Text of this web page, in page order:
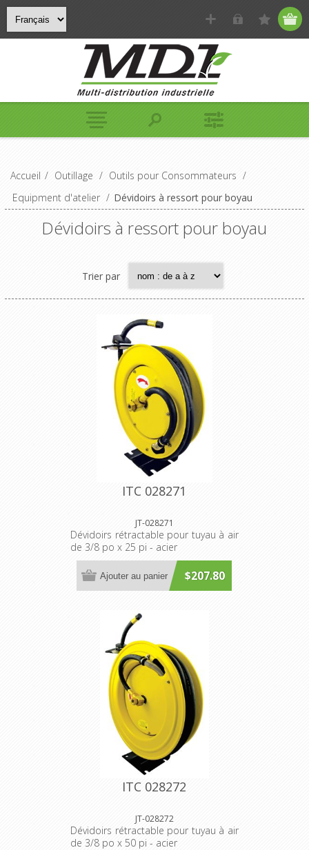
Accueil / Outillage / Outils pour Consommateurs /
Equipment d'atelier / Dévidoirs à ressort pour boyau
Dévidoirs à ressort pour boyau
Trier par
ITC 028271
JT-028271
Dévidoirs rétractable pour tuyau à air
de 3/8 po x 25 pi - acier
$207.80
Ajouter au panier
ITC 028272
JT-028272
Dévidoirs rétractable pour tuyau à air
de 3/8 po x 50 pi - acier